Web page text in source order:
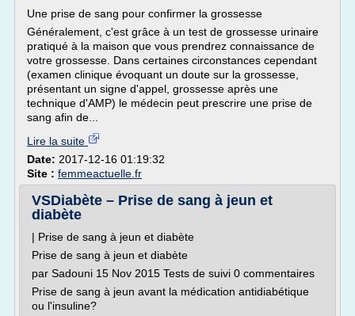
Une prise de sang pour confirmer la grossesse
Généralement, c'est grâce à un test de grossesse urinaire
pratiqué à la maison que vous prendrez connaissance de
votre grossesse. Dans certaines circonstances cependant
(examen clinique évoquant un doute sur la grossesse,
présentant un signe d'appel, grossesse après une
technique d'AMP) le médecin peut prescrire une prise de
sang afin de...
Lire la suite
Date: 2017-12-16 01:19:32
Site : femmeactuelle.fr
VSDiabète – Prise de sang à jeun et
diabète
| Prise de sang à jeun et diabète
Prise de sang à jeun et diabète
par Sadouni 15 Nov 2015 Tests de suivi 0 commentaires
Prise de sang à jeun avant la médication antidiabétique
ou l'insuline?